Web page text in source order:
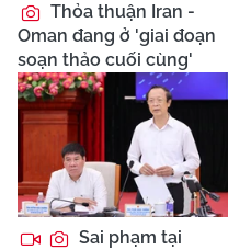
Thỏa thuận Iran -
Oman đang ở 'giai đoạn
soạn thảo cuối cùng'
Sai phạm tại